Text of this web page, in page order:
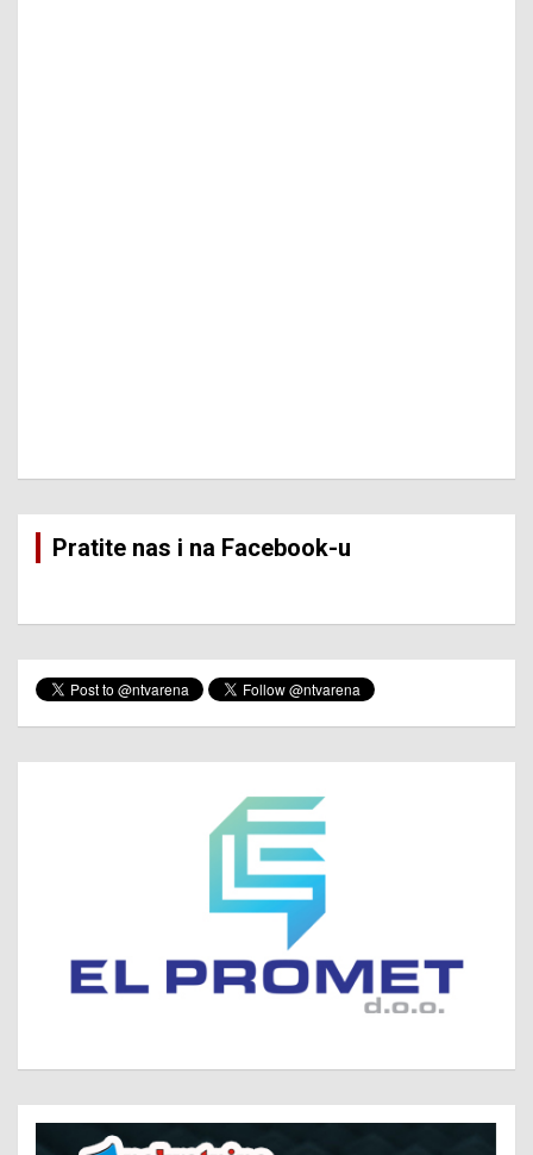
Pratite nas i na Facebook-u